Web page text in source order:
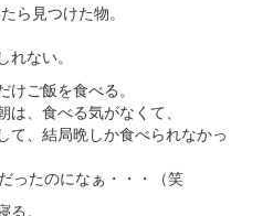
ら見つけた物。
ない。
ご飯を食べる。
、食べる気がなくて、
て、結局晩しか食べられなかっ
ったのになぁ・・・（笑
。